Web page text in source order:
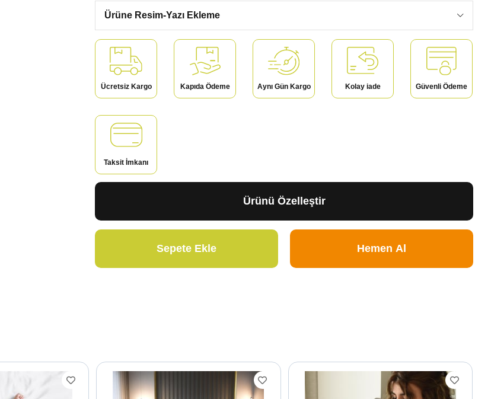
Ürünü Özelleştir
Ürüne Resim-Yazı Ekleme
Ücretsiz Kargo Kapıda Ödeme Aynı Gün Kargo Kolay iade Güvenli Ödeme
Taksit İmkanı